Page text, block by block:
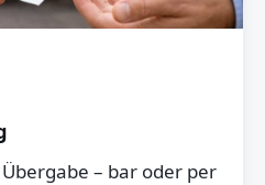
– bar oder per